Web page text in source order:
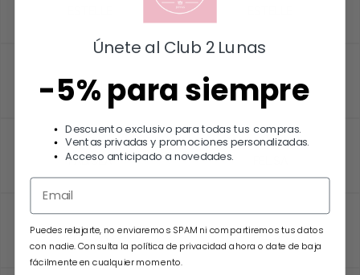
Añadir al carrito
Añadir al carrito
ESTELLE
€
Añadir al carrito
FABIOLA
18.00
Añadir al carrito
FABIOLA
18.00€
Añadir al carrito
22.00€
FELISA FELISA
Únete al Club 2 Lunas
-5% para siempre
Descuento exclusivo para todas tus compras.
Ventas privadas y promociones personalizadas.
Acceso anticipado a novedades.
Puedes relajarte, no enviaremos SPAM ni compartiremos tus datos
con nadie. Consulta la política de privacidad ahora o date de baja
fácilmente en cualquier momento.